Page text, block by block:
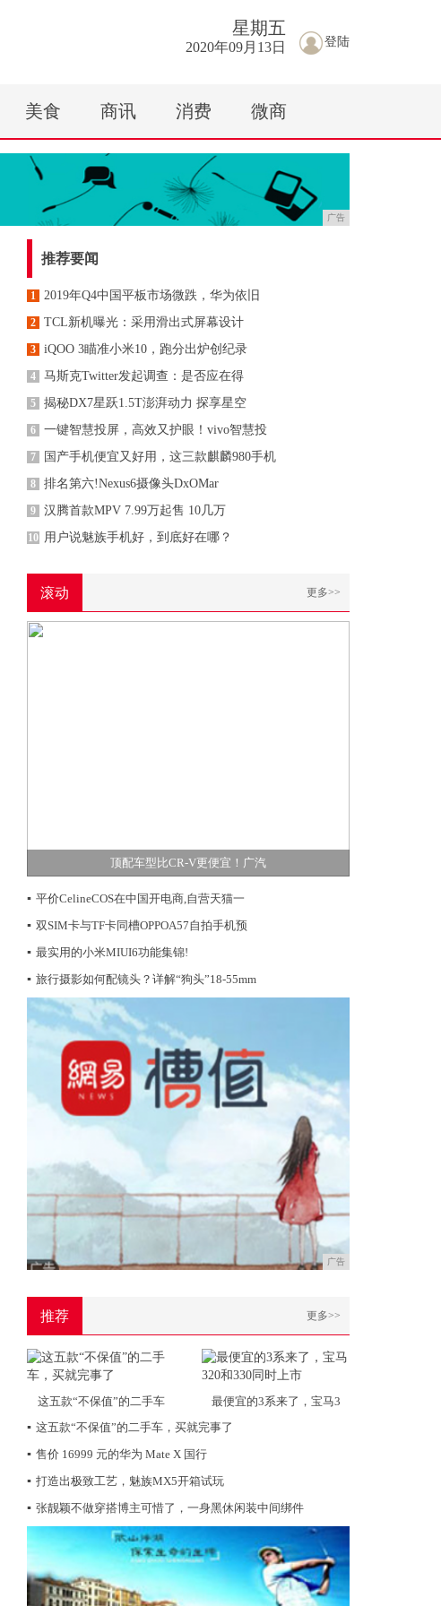
登陆
星期五
2020年09月13日
美食 商讯 消费 微商
广告
推荐要闻
1 2019年Q4中国平板市场微跌，华为依旧
2 TCL新机曝光：采用滑出式屏幕设计
3 iQOO 3瞄准小米10，跑分出炉创纪录
4 马斯克Twitter发起调查：是否应在得
5 揭秘DX7星跃1.5T澎湃动力 探享星空
6 一键智慧投屏，高效又护眼！vivo智慧投
7 国产手机便宜又好用，这三款麒麟980手机
8 排名第六!Nexus6摄像头DxOMar
9 汉腾首款MPV 7.99万起售 10几万
10 用户说魅族手机好，到底好在哪？
滚动 更多>>
顶配车型比CR-V更便宜！广汽
▪ 平价CelineCOS在中国开电商,自营天猫一
▪ 双SIM卡与TF卡同槽OPPOA57自拍手机预
▪ 最实用的小米MIUI6功能集锦!
▪ 旅行摄影如何配镜头？详解“狗头”18-55mm
广告
推荐 更多>>
这五款“不保值”的二手车
最便宜的3系来了，宝马3
▪ 这五款“不保值”的二手车，买就完事了
▪ 售价 16999 元的华为 Mate X 国行
▪ 打造出极致工艺，魅族MX5开箱试玩
▪ 张靓颖不做穿搭博主可惜了，一身黑休闲装中间绑件